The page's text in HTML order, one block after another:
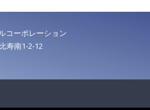
コーポレーション
寿南1-2-12